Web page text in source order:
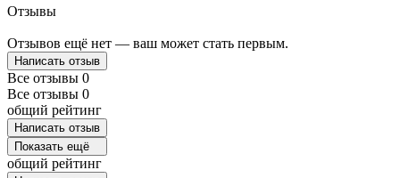
Отзывы
Отзывов ещё нет — ваш может стать первым.
Написать отзыв
Все отзывы 0
Все отзывы 0
общий рейтинг
Написать отзыв
Показать ещё
общий рейтинг